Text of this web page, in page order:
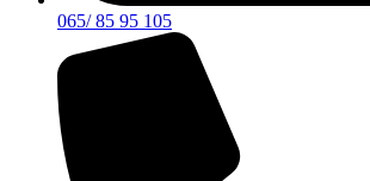
065/ 85 95 105